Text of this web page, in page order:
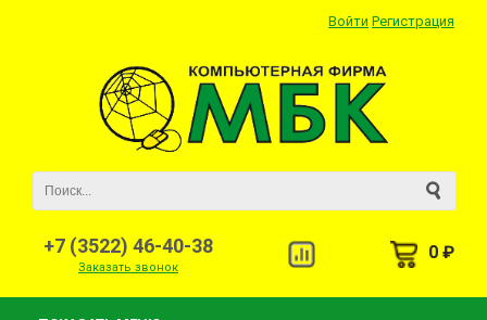
Войти Регистрация
+7 (3522) 46-40-38
Заказать звонок
0 ₽